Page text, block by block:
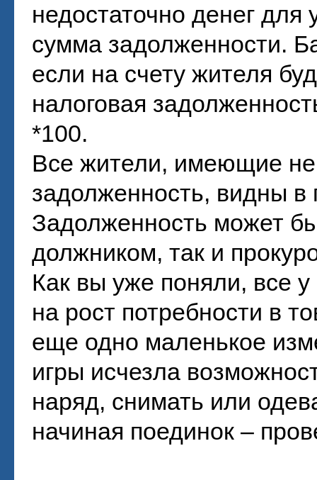
недостаточно денег для
сумма задолженности.
если на счету жителя
налоговая
*100.
Все жители, имеющие
задолженность, видны в
Задолженность может
должником, так и
Как вы уже поняли, все
на рост потребности в
еще одно маленькое
игры исчезла
наряд, снимать или
начиная поединок –